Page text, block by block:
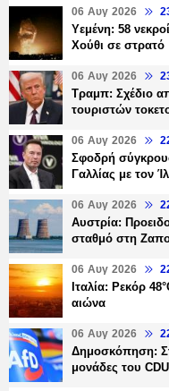
06 Αυγ 2026
Υεμένη: 58
Χούθι σε στρατό
06 Αυγ 2026
Τραμπ: Σχέδιο
τουριστών
06 Αυγ 2026
Σφοδρή
Γαλλίας με τον
06 Αυγ 2026
Αυστρία:
σταθμό στη
06 Αυγ 2026
Ιταλία: Ρεκόρ
αιώνα
06 Αυγ 2026
Δημοσκόπηση:
μονάδες του